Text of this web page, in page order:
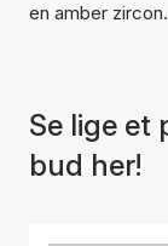
en amber zircon.
Se lige et
bud her!